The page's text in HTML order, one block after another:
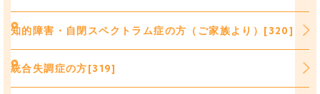
知的障害・自閉スペクトラム症の方（ご家族より）[320]
統合失調症の方[319]